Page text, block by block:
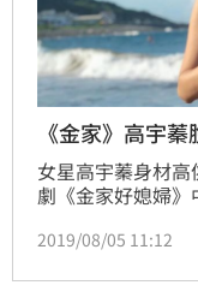
《金家》高宇
女星高宇蓁身材
劇《金家好媳婦
海邊走走，在臉書
翎）
2019/08/05 11:12